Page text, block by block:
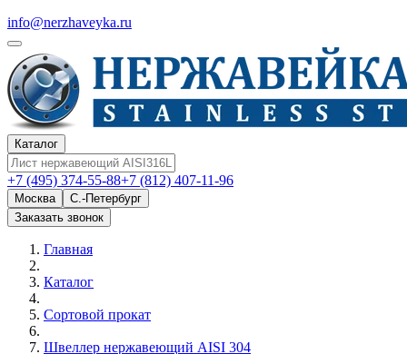
info@nerzhaveyka.ru
Каталог
+7 (495) 374-55-88+7 (812) 407-11-96
Москва
С.-Петербург
Заказать звонок
Главная
Каталог
Сортовой прокат
Швеллер нержавеющий AISI 304